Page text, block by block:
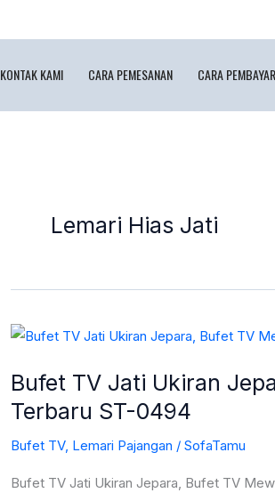
KONTAK KAMI CARA PEMESANAN CARA
Lemari Hias Jati
Bufet TV Jati Ukiran
Terbaru ST-0494
Bufet TV, Lemari Pajangan / SofaTamu
Bufet TV Jati Ukiran Jepara, Bufet TV
Bufet
Jati
Ukiran
Bufet
TV